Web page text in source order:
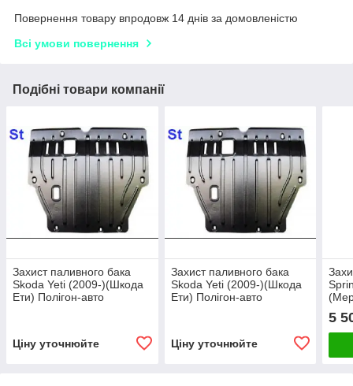
Повернення товару впродовж 14 днів за домовленістю
Всі умови повернення
Подібні товари компанії
Захист паливного бака
Skoda Yeti (2009-)(Шкода
Ети) Полігон-авто
Ціну уточнюйте
Захист паливного бака
Skoda Yeti (2009-)(Шкода
Ети) Полігон-авто
Ціну уточнюйте
5